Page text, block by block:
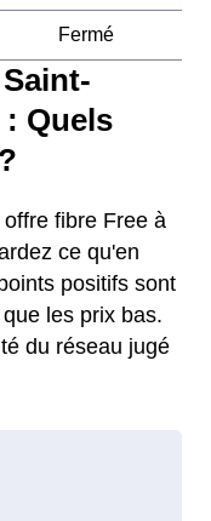
Fermé
: Quels
fibre Free à
ce qu'en
positifs sont
les prix bas.
du réseau jugé